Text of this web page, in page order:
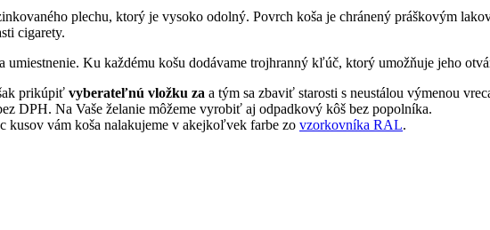
plechu, ktorý je vysoko odolný. Povrch koša je chránený práškovým
cigarety.
Ku každému košu dodávame trojhranný kľúč, ktorý umožňuje jeho
prikúpiť vyberateľnú vložku za a tým sa zbaviť starosti s neustálou výmenou
DPH. Na Vaše želanie môžeme vyrobiť aj odpadkový kôš bez popolníka.
kusov vám koša nalakujeme v akejkoľvek farbe zo vzorkovníka RAL.